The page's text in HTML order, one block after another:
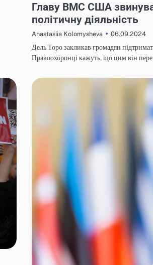
Главу ВМС США
політичну діяльність
Anastasiia Kolomysheva 06.09.2024
Дель Торо закликав громадян
Правоохоронці кажуть, що цим він